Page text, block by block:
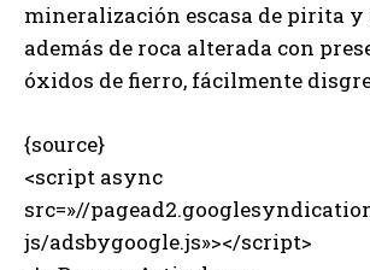
mineralización escasa de pirita
además de roca alterada con
óxidos de fierro, fácilmente
{source}
<script async
src=»//
js/adsbygoogle.js»></script>